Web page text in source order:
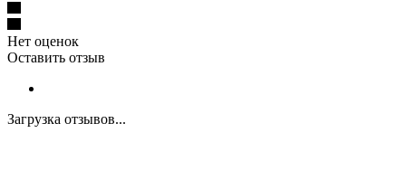
Нет оценок
Оставить отзыв
Загрузка отзывов...